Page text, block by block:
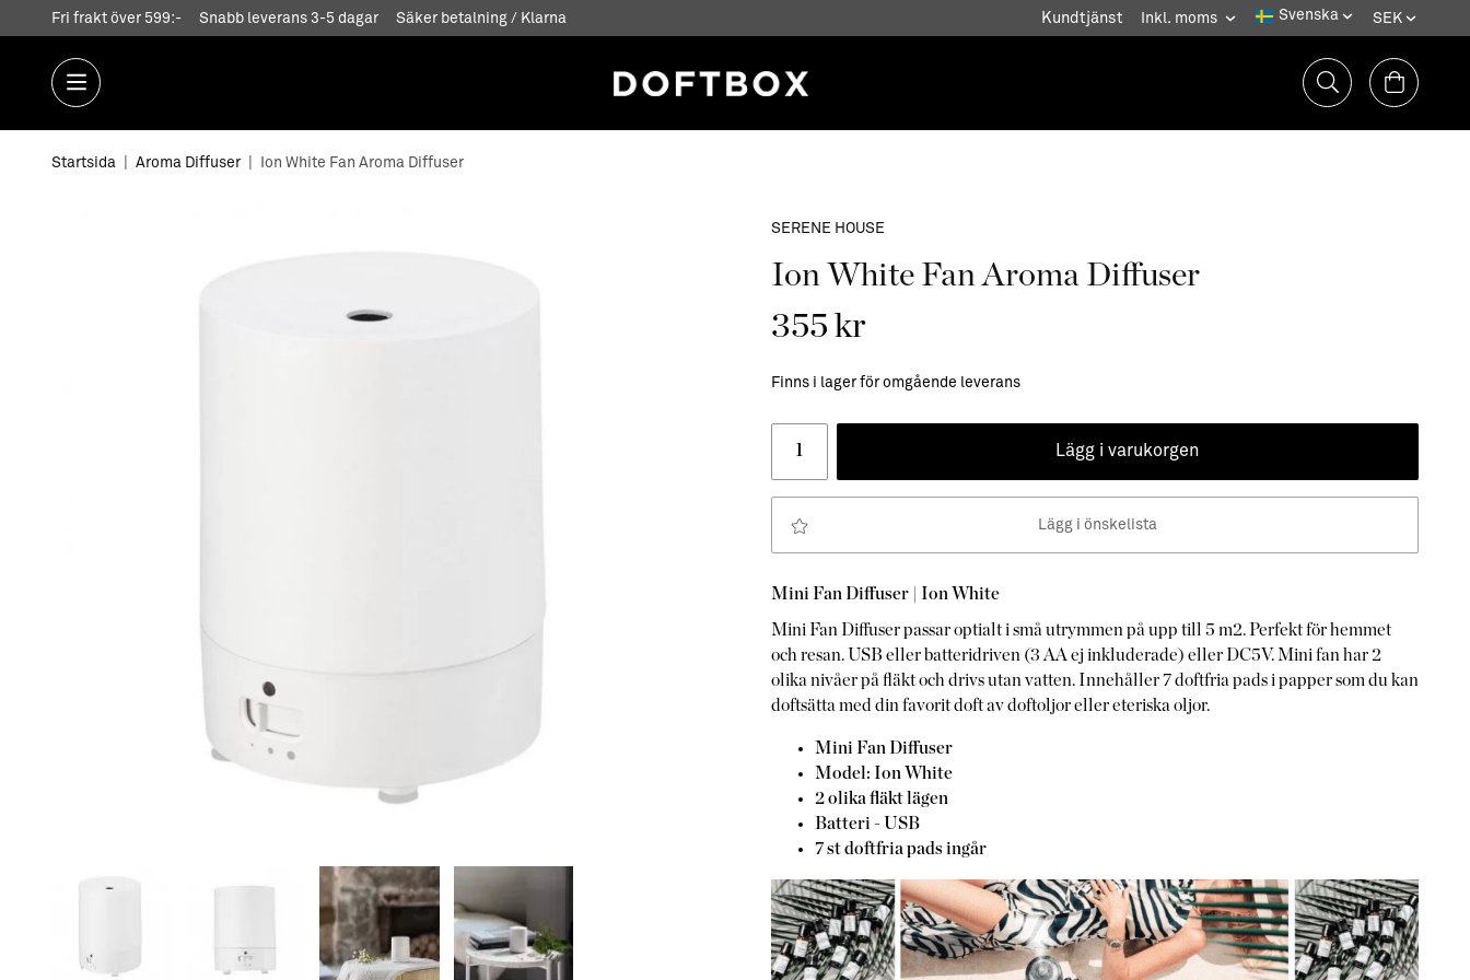
Fri frakt över 599:- Snabb leverans 3-5 dagar Säker betalning / Klarna Kundtjänst
Startsida Aroma Diffuser Ion White Fan Aroma Diffuser
SERENE HOUSE
Ion White Fan Aroma Diffuser
355 kr
Finns i lager för omgående leverans
Lägg i varukorgen
Lägg i önskelista
Mini Fan Diffuser | Ion White
Mini Fan Diffuser passar optialt i små utrymmen på upp till 5 m2. Perfekt för hemmet
och resan. USB eller batteridriven (3 AA ej inkluderade) eller DC5V. Mini fan har 2
olika nivåer på fläkt och drivs utan vatten. Innehåller 7 doftfria pads i papper som du kan
doftsätta med din favorit doft av doftoljor eller eteriska oljor.
Mini Fan Diffuser
Model: Ion White
2 olika fläkt lägen
Batteri - USB
7 st doftfria pads ingår